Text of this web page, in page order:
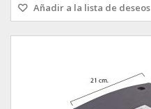
Añadir a la lista de deseos